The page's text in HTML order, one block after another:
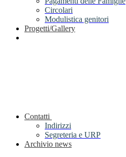
Circolari
Modulistica genitori
Progetti/Gallery
Contatti
Indirizzi
Segreteria e URP
Archivio news